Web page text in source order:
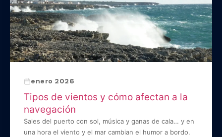
enero 2026
Tipos de vientos y cómo afectan a la
navegación
Sales del puerto con sol, música y ganas de cala… y en
una hora el viento y el mar cambian el humor a bordo.